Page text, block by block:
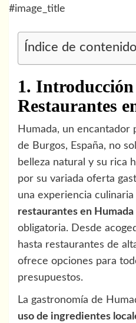
#image_title
Índice de
1.
Restaurantes
Humada, un encantador
de Burgos, España, no
belleza natural y su rica
por su variada oferta
una experiencia
restaurantes en Humada
obligatoria. Desde
hasta restaurantes de
ofrece opciones para
presupuestos.
La gastronomía de
uso de ingredientes